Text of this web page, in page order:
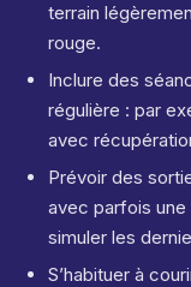
terrain
rouge.
Inclure des
régulière : par
avec
Prévoir des
avec parfois
simuler les
S’habituer à